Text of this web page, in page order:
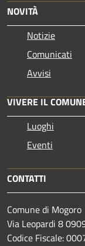
NOVITÀ
Notizie
Comunicati
Avvisi
VIVERE IL
Luoghi
Eventi
CONTATTI
Comune di Mogoro
Via Leopardi 8
Codice Fiscale: